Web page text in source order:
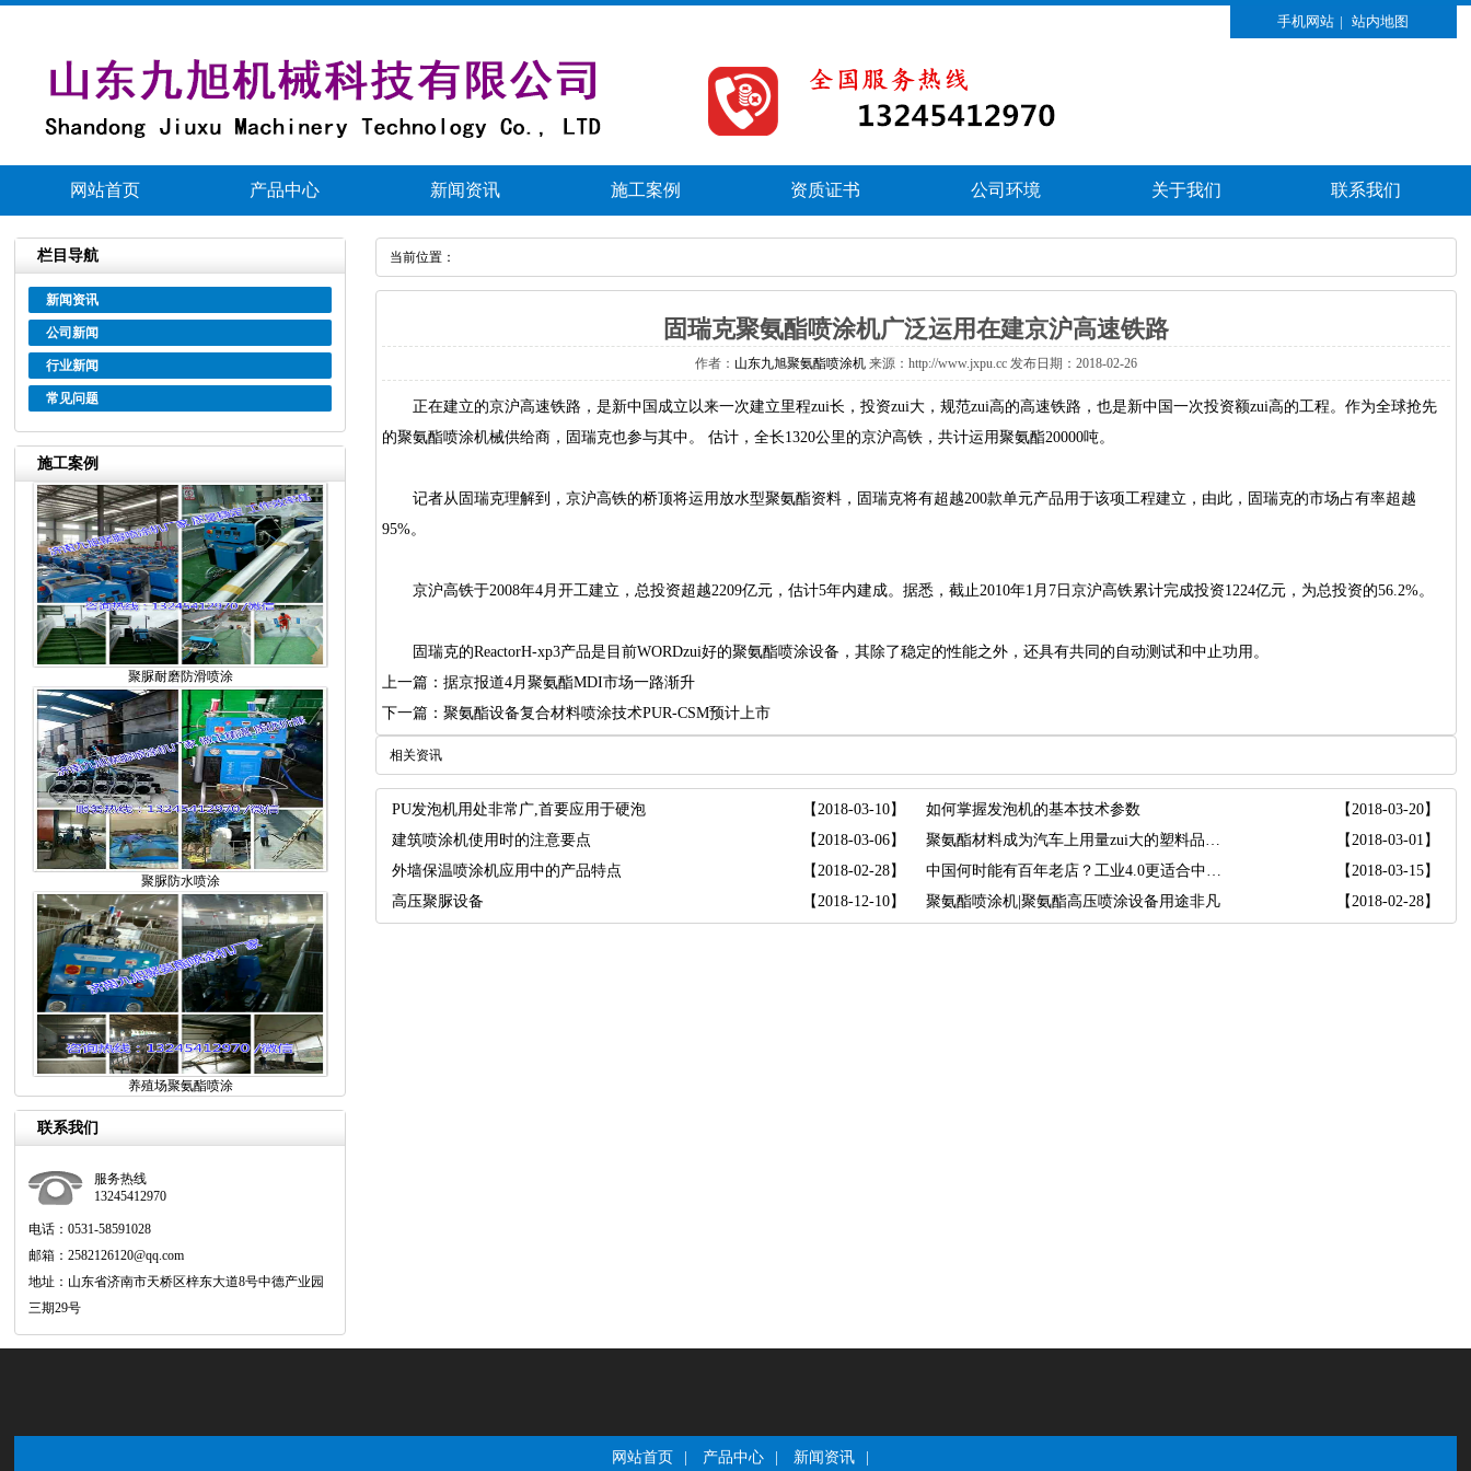
手机网站 | 站内地图
网站首页 产品中心 新闻资讯 施工案例 资质证书 公司环境 关于我们 联系我们
栏目导航
新闻资讯
公司新闻
行业新闻
常见问题
施工案例
聚脲耐磨防滑喷涂
聚脲防水喷涂
养殖场聚氨酯喷涂
联系我们
服务热线
13245412970
电话：0531-58591028
邮箱：2582126120@qq.com
地址：山东省济南市天桥区梓东大道8号中德产业园
三期29号
当前位置：
固瑞克聚氨酯喷涂机广泛运用在建京沪高速铁路
作者： 山东九旭聚氨酯喷涂机来源：http://www.jxpu.cc发布日期：2018-02-26
正在建立的京沪高速铁路，是新中国成立以来一次建立里程zui长，投资zui大，规范zui高的高速铁路，也是新中国一次投资额zui高的工程。作为全球抢先
的聚氨酯喷涂机械供给商，固瑞克也参与其中。估计，全长1320公里的京沪高铁，共计运用聚氨酯20000吨。
记者从固瑞克理解到，京沪高铁的桥顶将运用放水型聚氨酯资料，固瑞克将有超越200款单元产品用于该项工程建立，由此，固瑞克的市场占有率超越
95%。
京沪高铁于2008年4月开工建立，总投资超越2209亿元，估计5年内建成。据悉，截止2010年1月7日京沪高铁累计完成投资1224亿元，为总投资的56.2%。
固瑞克的ReactorH-xp3产品是目前WORDzui好的聚氨酯喷涂设备 ，其除了稳定的性能之外，还具有共同的自动测试和中止功用。
上一篇：据京报道4月聚氨酯MDI市场一路渐升
下一篇：聚氨酯设备复合材料喷涂技术PUR-CSM预计上市
相关资讯
PU发泡机用处非常广,首要应用于硬泡 【2018-03-10】 如何掌握发泡机的基本技术参数
【2018-03-20】
建筑喷涂机使用时的注意要点
【2018-03-06】 聚氨酯材料成为汽车上用量zui大的塑料品种之一
【2018-03-01】
外墙保温喷涂机应用中的产品特点
【2018-02-28】 中国何时能有百年老店？工业4.0更适合中小企业
【2018-03-15】
高压聚脲设备
【2018-12-10】 聚氨酯喷涂机|聚氨酯高压喷涂设备用途非凡 【2018-02-28】
网站首页 产品中心 新闻资讯